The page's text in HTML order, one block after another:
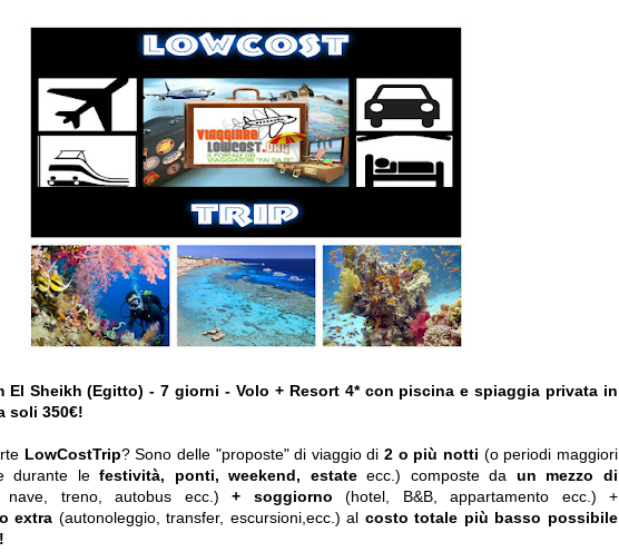
El Sheikh (Egitto) - 7 giorni - Volo + Resort 4* con piscina e spiaggia privata in
soli 350€!
LowCostTrip? Sono delle "proposte" di viaggio di2 o più notti (o periodi maggiori
durante lefestività, ponti, weekend, estateecc.) composte da un mezzo di
nave, treno, autobus ecc.) + soggiorno (hotel, B&B, appartamento ecc.) +
extra (autonoleggio, transfer, escursioni,ecc.) al costo totale più basso possibile